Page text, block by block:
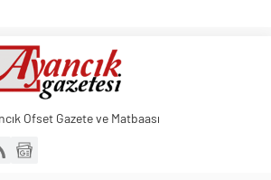
Ofset Gazete ve Matbaası